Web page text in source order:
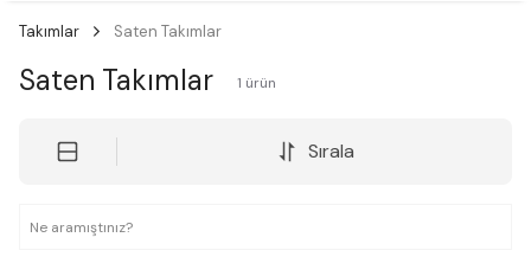
Takımlar Saten Takımlar
Saten Takımlar 1 ürün
Sırala